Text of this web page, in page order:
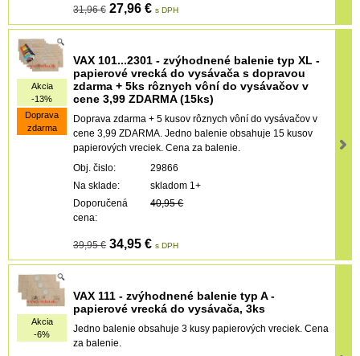
31,96 € 27,96 € s DPH
Akcia
-13%
Doprava
zdarma
VAX 101...2301 - zvýhodnené balenie typ XL -
papierové vrecká do vysávača s dopravou
zdarma + 5ks rôznych vôní do vysávačov v
cene 3,99 ZDARMA (15ks)
Doprava zdarma + 5 kusov rôznych vôní do vysávačov v
cene 3,99 ZDARMA. Jedno balenie obsahuje 15 kusov
papierových vreciek. Cena za balenie.
Obj. čislo:
29866
Na sklade:
skladom 1+
Doporučená
cena:
40,95 €
39,95 € 34,95 € s DPH
Akcia
-6%
VAX 111 - zvýhodnené balenie typ A -
papierové vrecká do vysávača, 3ks
Jedno balenie obsahuje 3 kusy papierových vreciek. Cena
za balenie.